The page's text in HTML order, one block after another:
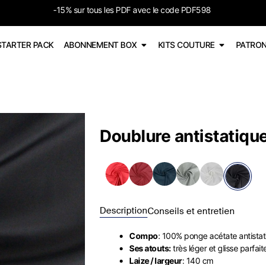
-15% sur tous les PDF avec le code PDF598
PACK ABONNEMENT BOX KITS COUTURE
Doublure
DescriptionConseils et entretien
Compo: 100% ponge acétate
Ses atouts:très léger et glisse
Laize / largeur: 140 cm